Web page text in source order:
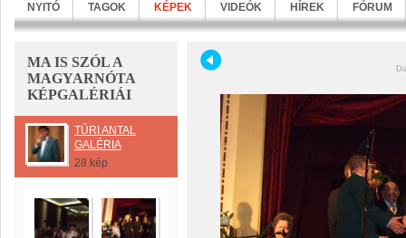
NYITÓ TAGOK KÉPEK VIDEÓK HÍREK FÓRUM
MA IS SZÓL A
MAGYARNÓTA
KÉPGALÉRIÁI
TŰRI ANTAL
GALÉRIA
28 kép